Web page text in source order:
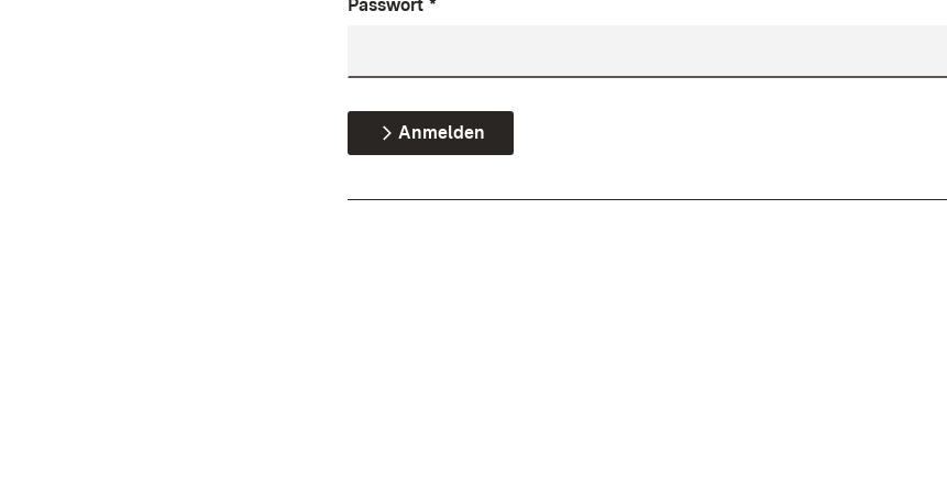
Passwort *
Anmelden